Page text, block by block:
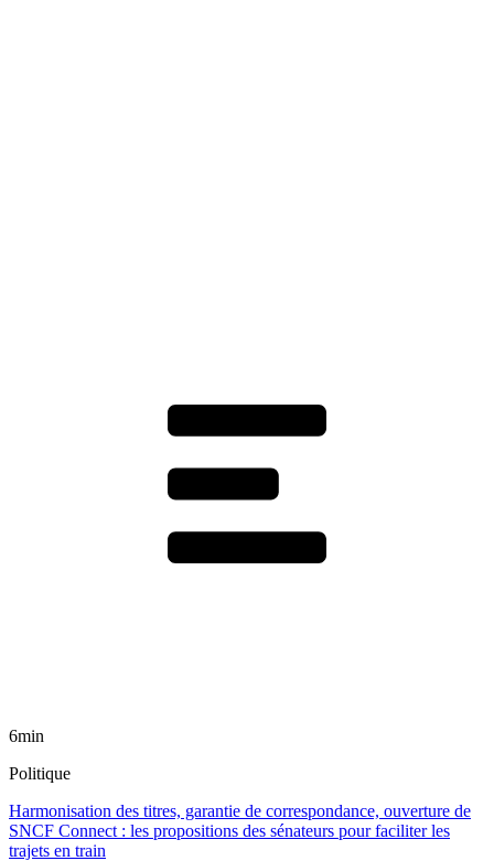
6min
Politique
Harmonisation des titres, garantie de correspondance, ouverture de
SNCF Connect : les propositions des sénateurs pour faciliter les
trajets en train